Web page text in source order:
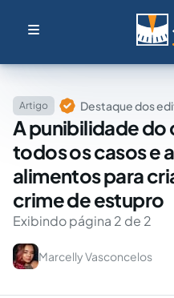
Artigo Destaque dos
A punibilidade do
todos os casos e
alimentos para
crime de estupro
Exibindo página 2 de 2
Marcelly Vasconcelos